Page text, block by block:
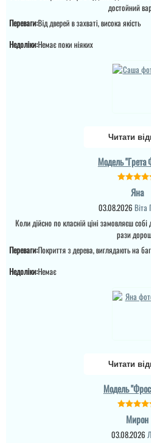
достойний
Переваги:Від дверей в захваті, висока якість
Недоліки:Немає поки ніяких
Читати
Модель "Грета
Яна
03.08.2026 Віта
Коли дійсно по класній ціні замовляєш
рази
Переваги:Покриття з дерева, виглядають на
Недоліки:Немає
Читати
Модель
Мирон
03.08.2026